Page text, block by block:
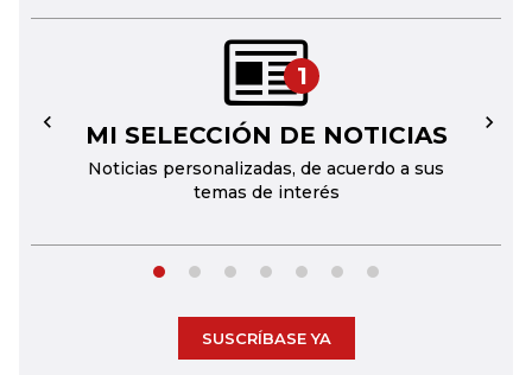
1
MI SELECCIÓN DE NOTICIAS
Noticias personalizadas, de acuerdo a sus
temas de interés
← →
SUSCRÍBASE YA